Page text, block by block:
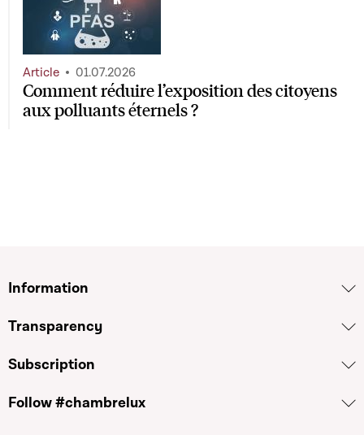
Comment réduire l’exposition des citoyens
aux polluants éternels ?
Article 01.07.2026
Information
Transparency
Subscription
Follow #chambrelux